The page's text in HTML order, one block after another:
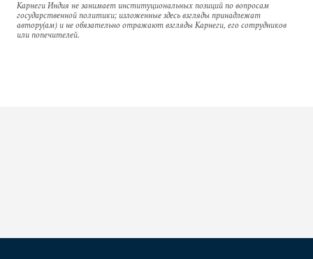
Карнеги Индия не занимает институциональных позиций по вопросам
государственной политики; изложенные здесь взгляды принадлежат
автору(ам) и не обязательно отражают взгляды Карнеги, его сотрудников
или попечителей.